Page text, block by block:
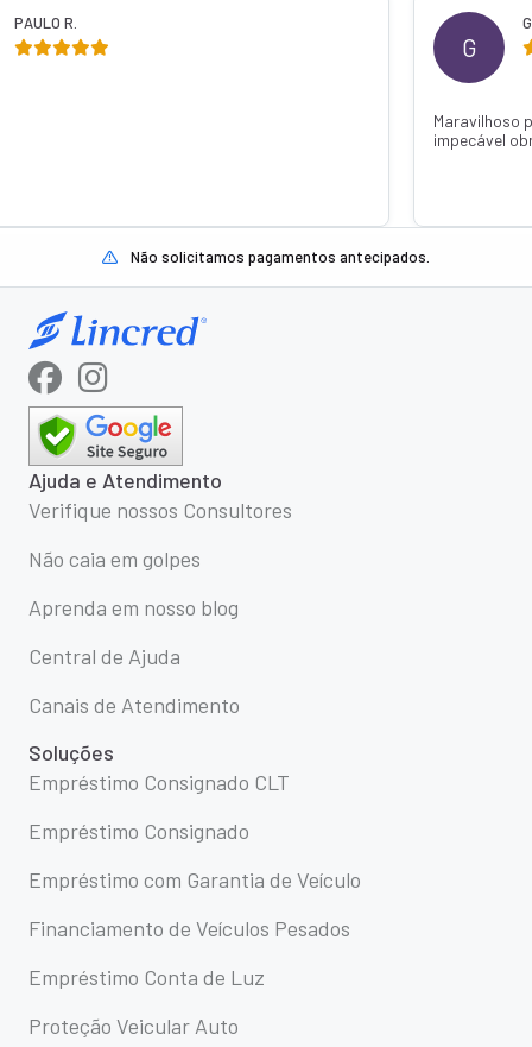
PAULO R.
G
Maravilhoso
impecável
Não solicitamos pagamentos antecipados.
Ajuda e Atendimento
Verifique nossos Consultores
Não caia em golpes
Aprenda em nosso blog
Central de Ajuda
Canais de Atendimento
Soluções
Empréstimo Consignado CLT
Empréstimo Consignado
Empréstimo com Garantia de Veículo
Financiamento de Veículos Pesados
Empréstimo Conta de Luz
Proteção Veicular Auto